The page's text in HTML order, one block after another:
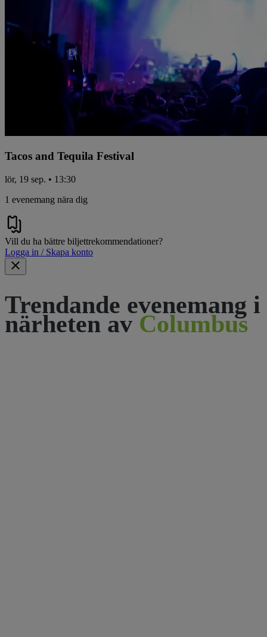
Tacos and Tequila Festival
lör, 19 sep. • 13:30
1 evenemang nära dig
Vill du ha bättre biljettrekommendationer?
Logga in / Skapa konto
Trendande evenemang i
närheten av Columbus